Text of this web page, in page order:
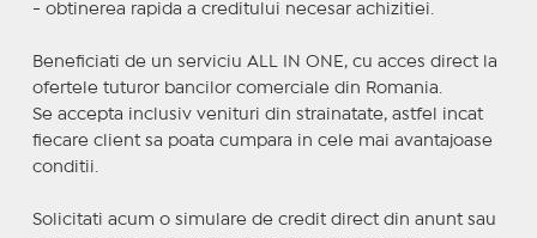
- obtinerea rapida a creditului necesar achizitiei.
Beneficiati de un serviciu ALL IN ONE, cu acces direct la
ofertele tuturor bancilor comerciale din Romania.
Se accepta inclusiv venituri din strainatate, astfel incat
fiecare client sa poata cumpara in cele mai avantajoase
conditii.
Solicitati acum o simulare de credit direct din anunt sau